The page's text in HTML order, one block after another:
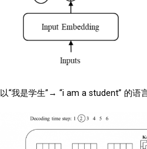
以“我是学生”→ “i am a student” 的语